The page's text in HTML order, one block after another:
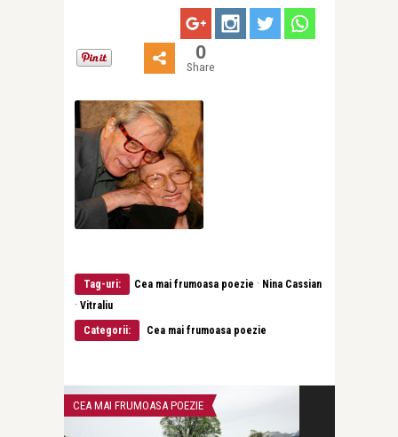
0
Share
Tag-uri: Cea mai frumoasa poezie · Nina Cassian
· Vitraliu
Categorii:
Cea mai frumoasa poezie
CEA MAI FRUMOASA POEZIE